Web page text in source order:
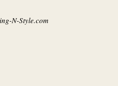
N-Style.com